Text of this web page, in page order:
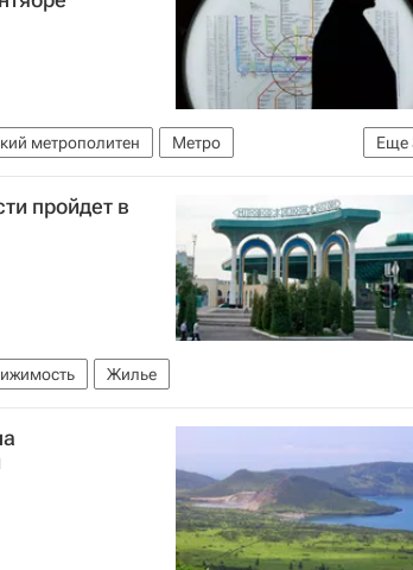
Еще
метрополитен
Метро
Москвы
Инфраструктура Россия
пройдет в
Жилье